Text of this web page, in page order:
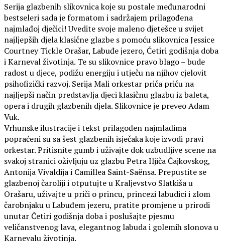
Serija glazbenih slikovnica koje su postale međunarodni
bestseleri sada je formatom i sadržajem prilagođena
najmlađoj dječici! Uvedite svoje maleno djetešce u svijet
najljepših djela klasične glazbe s pomoću slikovnica Jessice
Courtney Tickle Orašar, Labuđe jezero, Četiri godišnja doba
i Karneval životinja. Te su slikovnice pravo blago – bude
radost u djece, podižu energiju i utječu na njihov cjelovit
psihofizički razvoj. Serija Mali orkestar priča priču na
najljepši način predstavlja djeci klasičnu glazbu iz baleta,
opera i drugih glazbenih djela. Slikovnice je preveo Adam
Vuk.
Vrhunske ilustracije i tekst prilagođen najmlađima
popraćeni su sa šest glazbenih isječaka koje izvodi pravi
orkestar. Pritisnite gumb i uživajte dok uzbudljive scene na
svakoj stranici oživljuju uz glazbu Petra Iljiča Čajkovskog,
Antonija Vivaldija i Camillea Saint-Saënsa. Prepustite se
glazbenoj čaroliji i otputujte u Kraljevstvo Slatkiša u
Orašaru, uživajte u priči o princu, princezi labudici i zlom
čarobnjaku u Labuđem jezeru, pratite promjene u prirodi
unutar Četiri godišnja doba i poslušajte pjesmu
veličanstvenog lava, elegantnog labuda i golemih slonova u
Karnevalu životinja.